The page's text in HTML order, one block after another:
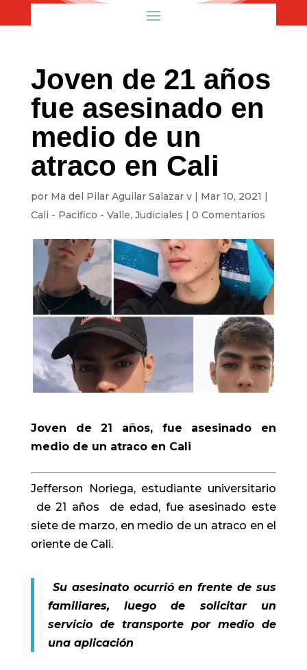
Joven de 21 años
fue asesinado en
medio de un
atraco en Cali
por Ma del Pilar Aguilar Salazar v| Mar 10, 2021 |
Cali - Pacifico - Valle, Judiciales | 0 Comentarios
Joven de 21 años, fue asesinado en
medio de un atraco en Cali
Jefferson Noriega, estudiante universitario
de 21 años de edad, fue asesinado este
siete de marzo, en medio de un atraco en el
oriente de Cali.
Su asesinato ocurrió en frente de sus
familiares, luego de solicitar un
servicio de transporte por medio de
una aplicación